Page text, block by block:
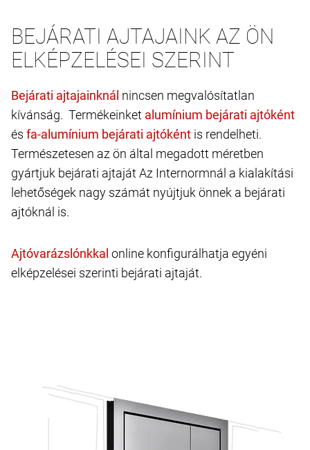
BEJÁRATI AJTAJAINK AZ ÖN
ELKÉPZELÉSEI SZERINT
nincsen megvalósítatlan
kívánság. Termékeinket
és
is rendelheti.
Természetesen az ön által megadott méretben
gyártjuk bejárati ajtaját Az Internormnál a kialakítási
lehetőségek nagy számát nyújtjuk önnek a bejárati
ajtóknál is.
online konfigurálhatja egyéni
elképzelései szerinti bejárati ajtaját.